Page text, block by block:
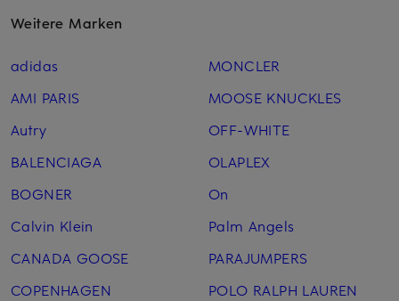
Weitere Marken
adidas
AMI PARIS
Autry
BALENCIAGA
BOGNER
Calvin Klein
CANADA GOOSE
COPENHAGEN
MONCLER
MOOSE KNUCKLES
OFF-WHITE
OLAPLEX
On
Palm Angels
PARAJUMPERS
POLO RALPH LAUREN